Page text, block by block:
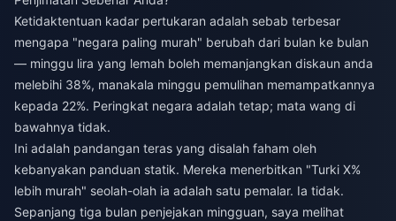
Ketidaktentuan kadar pertukaran adalah sebab terbesar
mengapa "negara paling murah" berubah dari bulan ke bulan
— minggu lira yang lemah boleh memanjangkan diskaun anda
melebihi 38%, manakala minggu pemulihan memampatkannya
kepada 22%. Peringkat negara adalah tetap; mata wang di
bawahnya tidak.
Ini adalah pandangan teras yang disalah faham oleh
kebanyakan panduan statik. Mereka menerbitkan "Turki X%
lebih murah" seolah-olah ia adalah satu pemalar. Ia tidak.
Sepanjang tiga bulan penjejakan mingguan, saya melihat